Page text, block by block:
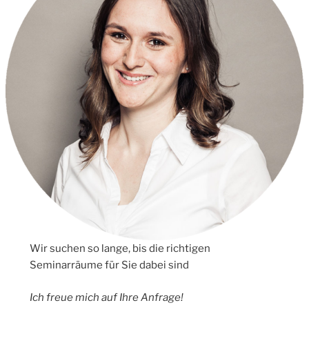
Wir suchen so lange, bis die richtigen
Seminarräume für Sie dabei sind
Ich freue mich auf Ihre Anfrage!